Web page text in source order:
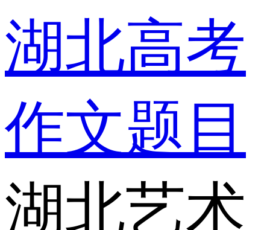
湖北高考
作文题目
湖北艺术